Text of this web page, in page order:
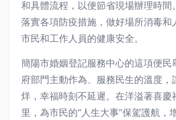
和具體流程，以便節省現場辦理時間
落實各項防疫措施，做好場所消毒和
市民和工作人員的健康安全。
簡陽市婚姻登記服務中心的這項便民
府部門主動作為、服務民生的溫度，
烊，幸福時刻不延遲。在洋溢著喜慶
里，為市民的“人生大事”保駕護航，